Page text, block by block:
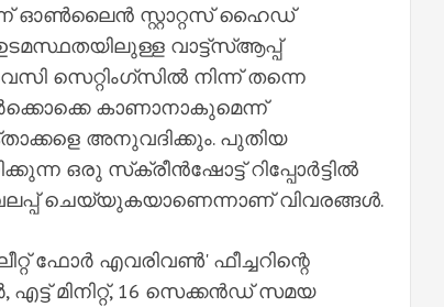
ഓണ്‍ലൈന്‍ സ്റ്റാറ്റസ് ഹൈഡ്
വാട്ട്‌സ്‌ആപ്പ്
സെറ്റിംഗ്സില്‍ നിന്ന് തന്നെ
കാണാനാകുമെന്ന്
അനുവദിക്കും. പുതിയ
ഒരു സ്‌ക്രീന്‍ഷോട്ട് റിപ്പോര്‍ട്ടില്‍
ചെയ്യുകയാണെന്നാണ് വിവരങ്ങള്‍.
ഫോര്‍ എവരിവണ്‍' ഫീച്ചറിന്റെ
മിനിറ്റ്, 16 സെക്കന്‍ഡ് സമയ